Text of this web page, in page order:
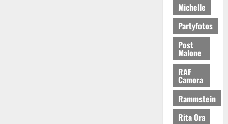
Michelle
Partyfotos
Post
Malone
RAF
Camora
Rammstein
Rita Ora